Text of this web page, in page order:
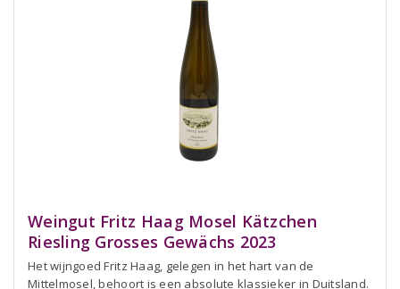
Weingut Fritz Haag Mosel Kätzchen
Riesling Grosses Gewächs 2023
Het wijngoed Fritz Haag, gelegen in het hart van de
Mittelmosel, behoort is een absolute klassieker in Duitsland.